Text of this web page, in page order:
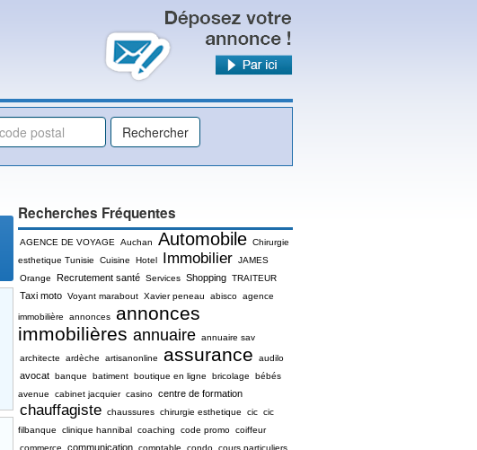
Recherches Fréquentes
AGENCE DE VOYAGE Auchan Automobile Chirurgie
esthetique Tunisie
Cuisine Hotel Immobilier JAMES
Orange
Recrutement santé Services Shopping TRAITEUR
Taxi moto Voyant marabout Xavier peneau abisco agence
immobilière annonces
annonces
immobilières annuaire annuaire sav
architecte ardèche artisanonline assurance audilo
avocat banque batiment boutique en ligne bricolage
bébés
avenue
cabinet jacquier casino centre de formation
chauffagiste chaussures chirurgie esthetique cic cic
filbanque
clinique hannibal coaching code promo coiffeur
commerce
communication comptable condo cours particuliers